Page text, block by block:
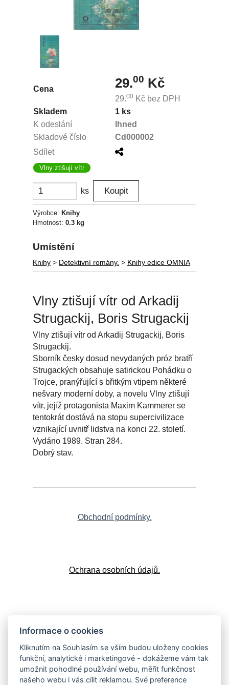
Cena 29.00 Kč
29.00 Kč bez DPH
Skladem
1 ks
K odeslání
Ihned
Skladové číslo
Cd000002
Sdílet
Vlny ztišují vítr
ks
Výrobce: Knihy
Hmotnost: 0.3 kg
Umístění
Knihy > Detektivní romány. > Knihy edice OMNIA
Vlny ztišují vítr od Arkadij
Strugackij, Boris Strugackij
Vlny ztišují vítr od Arkadij Strugackij, Boris
Strugackij.
Sborník česky dosud nevydaných próz bratří
Strugackých obsahuje satirickou Pohádku o
Trojce, pranýřující s břitkým vtipem některé
nešvary moderní doby, a novelu Vlny ztišují
vítr, jejíž protagonista Maxim Kammerer se
tentokrát dostává na stopu supercivilizace
vznikající uvnitř lidstva na konci 22. století.
Vydáno 1989. Stran 284.
Dobrý stav.
Obchodní podmínky.
Ochrana osobních údajů.
Vrácení zboží
Informace o cookies
Kliknutím na Souhlasím se vším budou uloženy cookies
funkční, analytické i marketingové - dokážeme vám tak
umožnit pohodlné používání webu, měřit funkčnost
našeho webu i vás cílit reklamou. Své preference